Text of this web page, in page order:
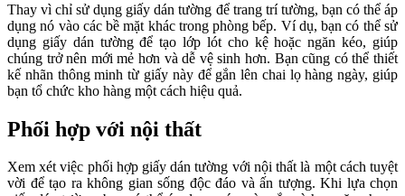
Thay vì chỉ sử dụng giấy dán tường để trang trí tường, bạn có thể áp
dụng nó vào các bề mặt khác trong phòng bếp. Ví dụ, bạn có thể sử
dụng giấy dán tường để tạo lớp lót cho kệ hoặc ngăn kéo, giúp
chúng trở nên mới mẻ hơn và dễ vệ sinh hơn. Bạn cũng có thể thiết
kế nhãn thông minh từ giấy này để gắn lên chai lọ hàng ngày, giúp
bạn tổ chức kho hàng một cách hiệu quả.
Phối hợp với nội thất
Xem xét việc phối hợp giấy dán tường với nội thất là một cách tuyệt
vời để tạo ra không gian sống độc đáo và ấn tượng. Khi lựa chọn